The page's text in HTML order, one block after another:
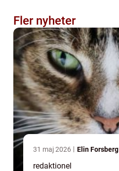
Fler nyheter
31 maj 2026 Elin Forsberg
redaktionel